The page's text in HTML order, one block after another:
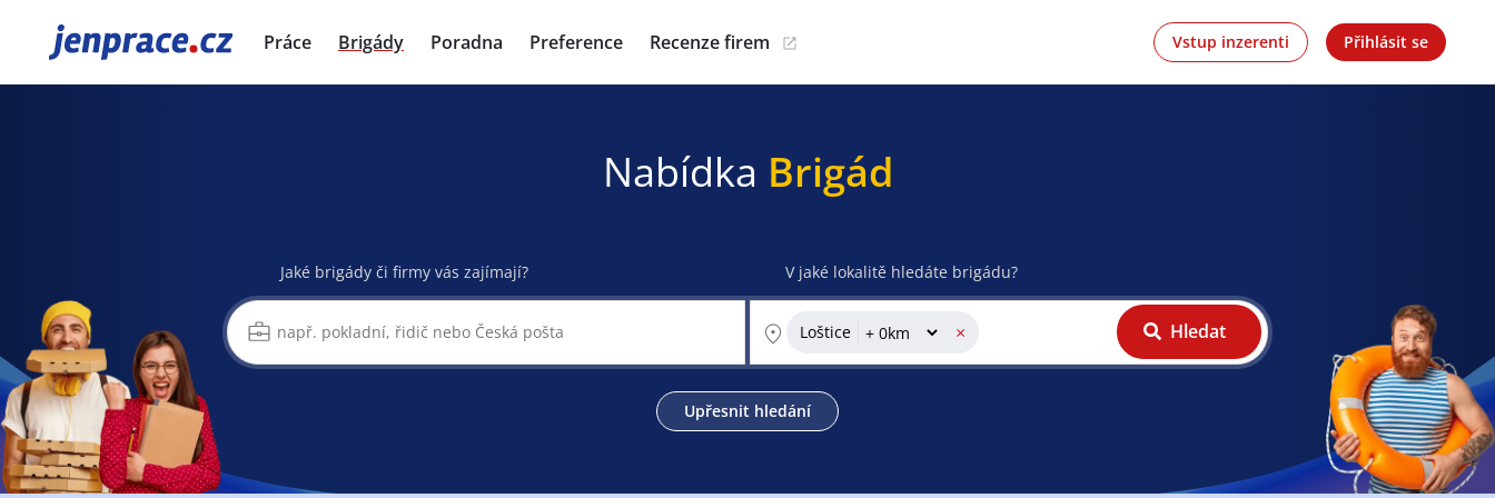
JenPráce.cz Práce Brigády Poradna Preference Recenze firem Vstup inzerenti Přihlásit se
Nabídka Brigád
Jaké brigády či firmy vás zajímají? V jaké lokalitě hledáte brigádu?
Loštice × Hledat
Upřesnit hledání